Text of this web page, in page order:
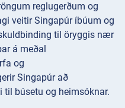
reglugerðum og
veitir Singapúr íbúum og
til öryggis nær
á meðal
og
Singapúr að
búsetu og heimsóknar.